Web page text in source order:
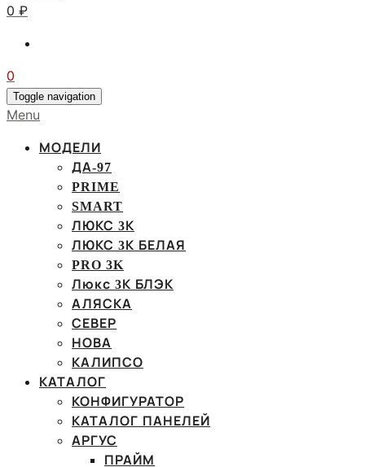
0 ₽
0
Toggle navigation
Menu
МОДЕЛИ
ДА-97
PRIME
SMART
ЛЮКС 3К
ЛЮКС 3К БЕЛАЯ
PRO 3K
Люкс 3К БЛЭК
АЛЯСКА
СЕВЕР
НОВА
КАЛИПСО
КАТАЛОГ
КОНФИГУРАТОР
КАТАЛОГ ПАНЕЛЕЙ
АРГУС
ПРАЙМ